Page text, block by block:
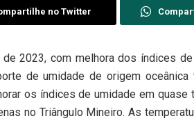
no Twitter
2023, com melhora dos índices
de umidade de origem oceânica
os índices de umidade em
no Triângulo Mineiro. As